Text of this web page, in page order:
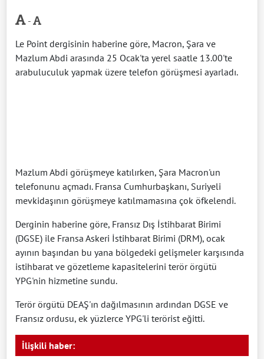
-
Le Point dergisinin haberine göre, Macron, Şara ve
Mazlum Abdi arasında 25 Ocak'ta yerel saatle 13.00'te
arabuluculuk yapmak üzere telefon görüşmesi ayarladı.
Mazlum Abdi görüşmeye katılırken, Şara Macron'un
telefonunu açmadı. Fransa Cumhurbaşkanı, Suriyeli
mevkidaşının görüşmeye katılmamasına çok öfkelendi.
Derginin haberine göre, Fransız Dış İstihbarat Birimi
(DGSE) ile Fransa Askeri İstihbarat Birimi (DRM), ocak
ayının başından bu yana bölgedeki gelişmeler karşısında
istihbarat ve gözetleme kapasitelerini terör örgütü
YPG'nin hizmetine sundu.
Terör örgütü DEAŞ'ın dağılmasının ardından DGSE ve
Fransız ordusu, ek yüzlerce YPG'li terörist eğitti.
İlişkili haber: